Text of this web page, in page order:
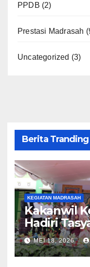
PPDB (2)
Prestasi Madrasah
Uncategorized (3)
Berita Tranding
KEGIATAN MADRASAH
Kakanwil
Hadiri
29 dan
Kelas IX
Barat
MEI 18, 2026